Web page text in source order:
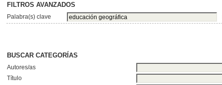
FILTROS AVANZADOS
Palabra(s) clave
BUSCAR CATEGORÍAS
Autores/as
Título